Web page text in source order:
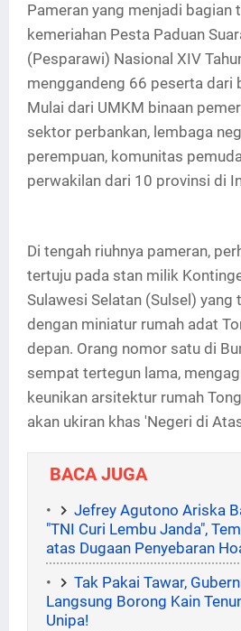
Pameran yang menjadi bagian
kemeriahan Pesta Paduan
(Pesparawi) Nasional XIV
menggandeng 66 peserta dari
Mulai dari UMKM binaan
sektor perbankan, lembaga
perempuan, komunitas
perwakilan dari 10 provinsi di
Di tengah riuhnya pameran,
tertuju pada stan milik
Sulawesi Selatan (Sulsel)
dengan miniatur rumah adat
depan. Orang nomor satu di
sempat tertegun lama,
keunikan arsitektur rumah
akan ukiran khas 'Negeri di
BACA JUGA
Jefrey Agutono Ariska
"TNI Curi Lembu Janda",
atas Dugaan Penyebaran
Tak Pakai Tawar,
Langsung Borong Kain
Unipa!